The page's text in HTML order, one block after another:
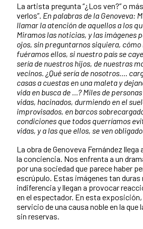
La artista pregunta “¿Los ven?” o
verlos”. En palabras de la Genoveva:
llamar la atención de aquellos a los
Miramos las noticias, y las imágenes
ojos, sin preguntarnos siquiera,
fuéramos ellos, si nuestro país se
sería de nuestros hijos, de nuestras
vecinos. ¿Qué sería de nosotros….
casas a cuestas en una maleta y
vida en busca de …? Miles de
vidas, hacinados, durmiendo en el
improvisados, en barcos
condiciones que todos querríamos
vidas, y a las que ellos, se ven
La obra de Genoveva Fernández llega
la conciencia. Nos enfrenta a un
por una sociedad que parece haber
escrúpulo. Estas imágenes tan duras
indiferencia y llegan a provocar
en el espectador. En esta exposición,
servicio de una causa noble en la
sin reservas.